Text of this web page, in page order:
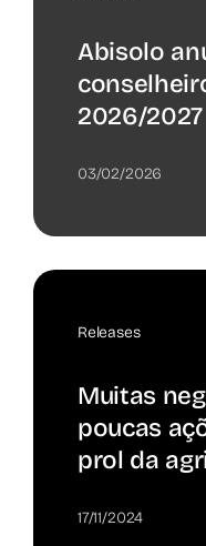
Abisolo
2026/2027
03/02/2026
Releases
Muitas
poucas
prol da
17/11/2024